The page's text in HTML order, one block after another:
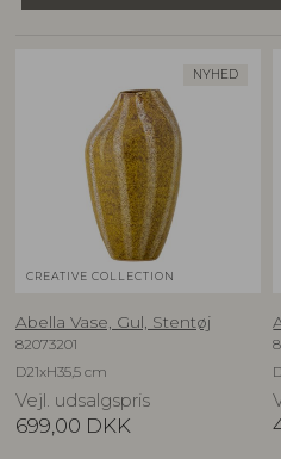
NYHED
CREATIVE COLLECTION
Abella Vase, Gul, Stentøj
82073201
D21xH35,5 cm
Vejl. udsalgspris
699,00 DKK